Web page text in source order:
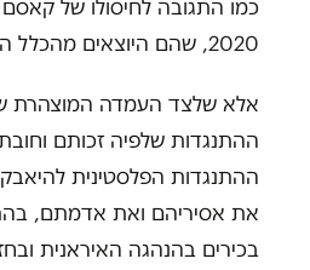
כמו התגובה לחיסולו של
2020, שהם היוצאים מהכלל המעידים על הכלל.
אלא שלצד העמדה המוצהרת
ההתנגדות שלפיה זכותם
ההתנגדות הפלסטינית
את אסיריהם ואת אדמתם,
בכירים בהנהגה האיראנית